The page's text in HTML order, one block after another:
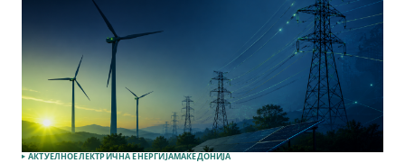
АКТУЕЛНОЕЛЕКТРИЧНА ЕНЕРГИЈАМАКЕДОНИЈА